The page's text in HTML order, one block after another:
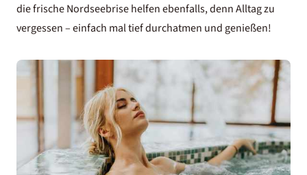
die frische Nordseebrise helfen ebenfalls, denn Alltag zu
vergessen – einfach mal tief durchatmen und genießen!